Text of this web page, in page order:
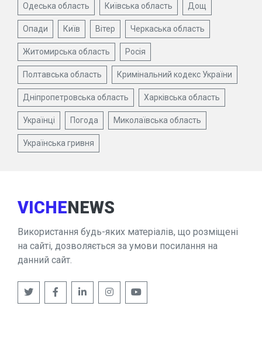
Одеська область Київська область Дощ
Опади Київ Вітер Черкаська область
Житомирська область Росія
Полтавська область Кримінальний кодекс України
Дніпропетровська область Харківська область
Українці Погода Миколаївська область
Українська гривня
VICHENEWS
Використання будь-яких матеріалів, що розміщені
на сайті, дозволяється за умови посилання на
данний сайт.